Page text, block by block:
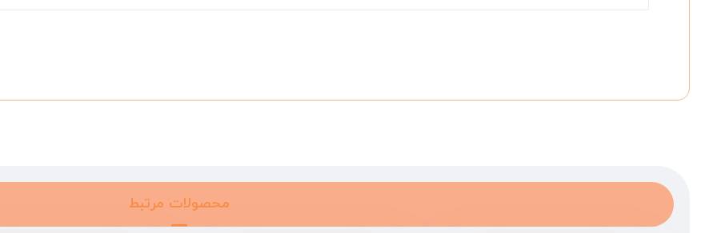
محصولات مرتبط